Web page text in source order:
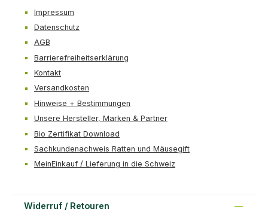
Impressum
Datenschutz
AGB
Barrierefreiheitserklärung
Kontakt
Versandkosten
Hinweise + Bestimmungen
Unsere Hersteller, Marken & Partner
Bio Zertifikat Download
Sachkundenachweis Ratten und Mäusegift
MeinEinkauf / Lieferung in die Schweiz
Widerruf / Retouren